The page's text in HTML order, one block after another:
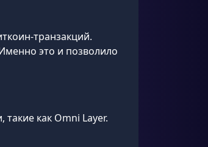
транзакций.
это и позволило
такие как Omni Layer.